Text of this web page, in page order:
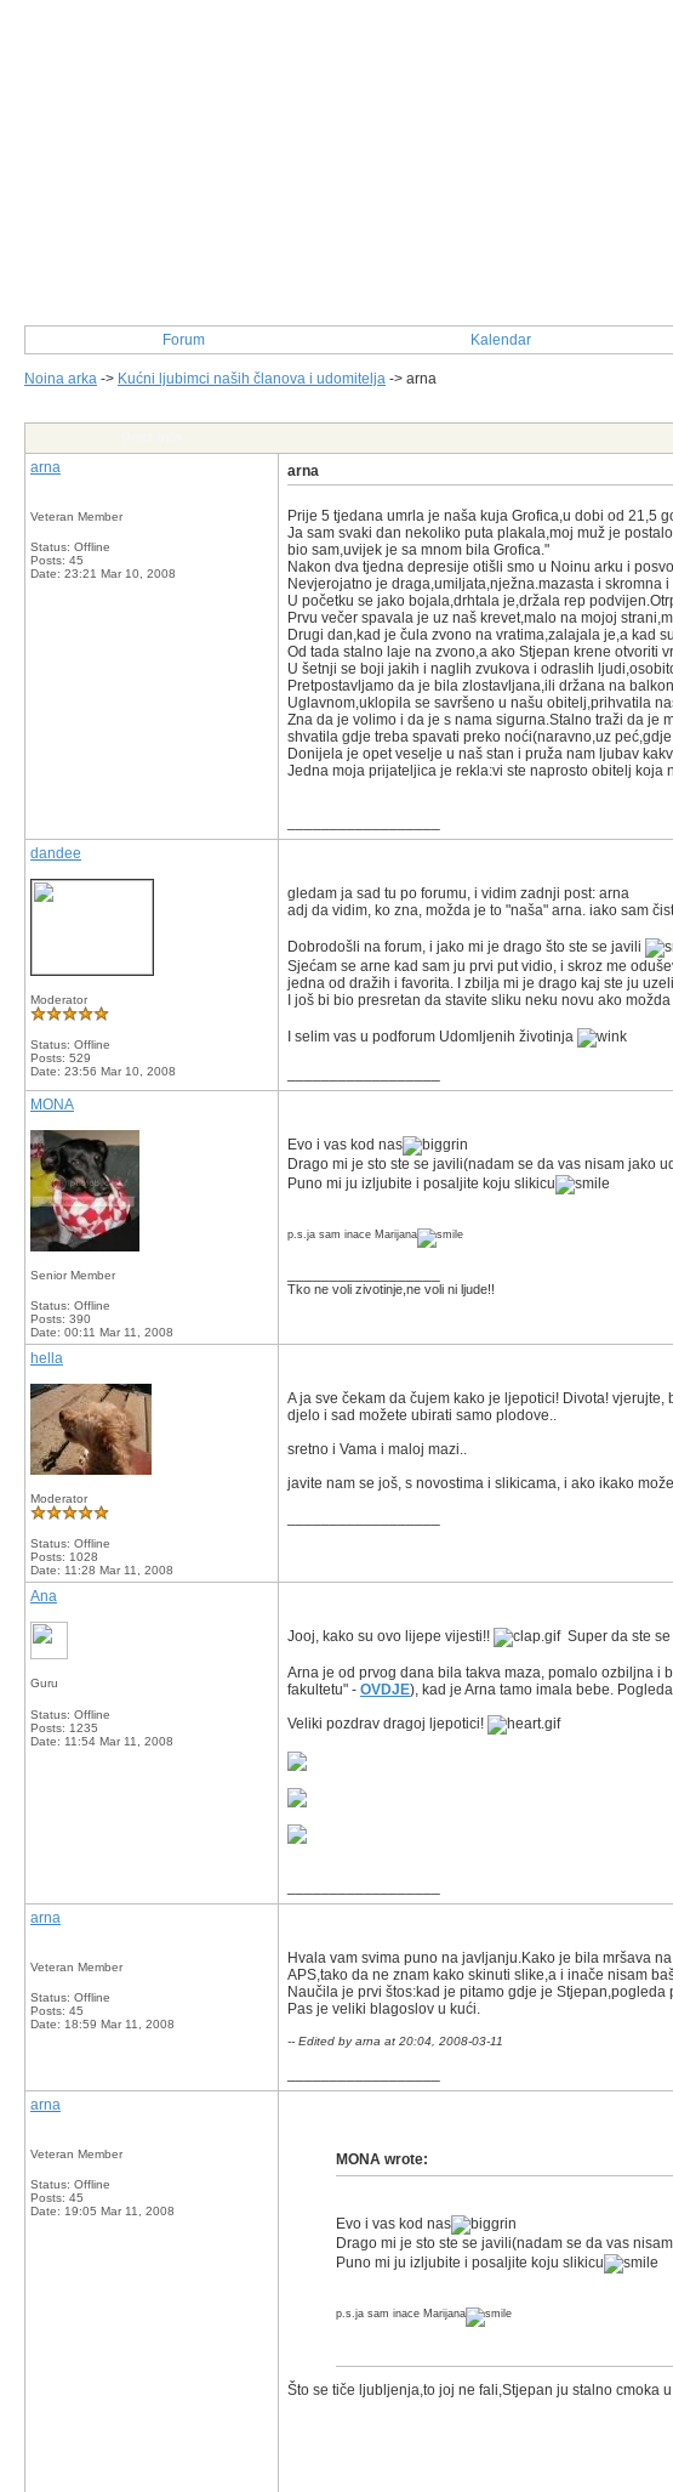
Forum Kalendar
Noina arka -> Kućni ljubimci naših članova i udomitelja -> arna
arna
Veteran Member
Status: Offline
Posts: 45
Date: 23:21 Mar 10, 2008
arna
Prije 5 tjedana umrla je naša kuja Grofica,u dobi od 21,5
Ja sam svaki dan nekoliko puta plakala,moj muž je
bio sam,uvijek je sa mnom bila Grofica."
Nakon dva tjedna depresije otišli smo u Noinu arku i
Nevjerojatno je draga,umiljata,nježna.mazasta i
U početku se jako bojala,drhtala je,držala rep
Prvu večer spavala je uz naš krevet,malo na mojoj
Drugi dan,kad je čula zvono na vratima,zalajala je,a kad
Od tada stalno laje na zvono,a ako Stjepan krene otvoriti
U šetnji se boji jakih i naglih zvukova i odraslih
Pretpostavljamo da je bila zlostavljana,ili držana na
Uglavnom,uklopila se savršeno u našu obitelj,prihvatila
Zna da je volimo i da je s nama sigurna.Stalno traži da je
shvatila gdje treba spavati preko noći(naravno,uz
Donijela je opet veselje u naš stan i pruža nam ljubav
Jedna moja prijateljica je rekla:vi ste naprosto obitelj koja
dandee
Moderator
Status: Offline
Posts: 529
Date: 23:56 Mar 10, 2008
gledam ja sad tu po forumu, i vidim zadnji post: arna
adj da vidim, ko zna, možda je to "naša" arna. iako sam
Dobrodošli na forum, i jako mi je drago što ste se javili
Sjećam se arne kad sam ju prvi put vidio, i skroz me
jedna od dražih i favorita. I zbilja mi je drago kaj ste ju
I još bi bio presretan da stavite sliku neku novu ako
I selim vas u podforum Udomljenih životinja
MONA
Senior Member
Status: Offline
Posts: 390
Date: 00:11 Mar 11, 2008
Evo i vas kod nas
Drago mi je sto ste se javili(nadam se da vas nisam jako
Puno mi ju izljubite i posaljite koju slikicu
p.s.ja sam inace Marijana
Tko ne voli zivotinje,ne voli ni ljude!!
hella
Moderator
Status: Offline
Posts: 1028
Date: 11:28 Mar 11, 2008
A ja sve čekam da čujem kako je ljepotici! Divota!
djelo i sad možete ubirati samo plodove..
sretno i Vama i maloj mazi..
javite nam se još, s novostima i slikicama, i ako ikako
Ana
Guru
Status: Offline
Posts: 1235
Date: 11:54 Mar 11, 2008
Jooj, kako su ovo lijepe vijesti!! Super da ste se
Arna je od prvog dana bila takva maza, pomalo ozbiljna i
fakultetu" - OVDJE), kad je Arna tamo imala bebe.
Veliki pozdrav dragoj ljepotici!
arna
Veteran Member
Status: Offline
Posts: 45
Date: 18:59 Mar 11, 2008
Hvala vam svima puno na javljanju.Kako je bila mršava
APS,tako da ne znam kako skinuti slike,a i inače nisam
Naučila je prvi štos:kad je pitamo gdje je
Pas je veliki blagoslov u kući.
-- Edited by arna at 20:04, 2008-03-11
arna
Veteran Member
Status: Offline
Posts: 45
Date: 19:05 Mar 11, 2008
MONA wrote:
Evo i vas kod nas
Drago mi je sto ste se javili(nadam se da vas
Puno mi ju izljubite i posaljite koju slikicu
p.s.ja sam inace Marijana
Što se tiče ljubljenja,to joj ne fali,Stjepan ju stalno cmoka